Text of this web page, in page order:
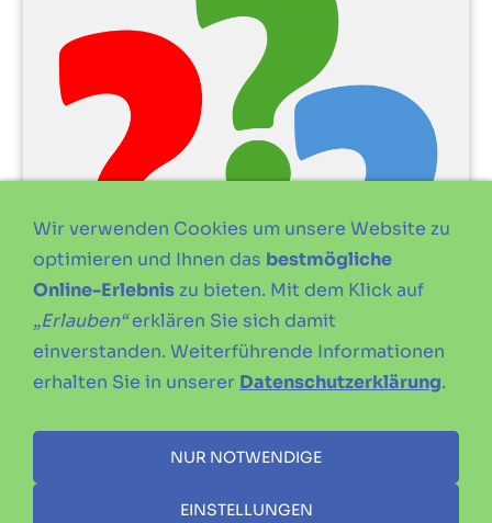
Wissensüberprüfung
40 Fragen
Wir verwenden Cookies um unsere Website zu
optimieren und Ihnen das bestmögliche
Online-Erlebnis zu bieten. Mit dem Klick auf
„Erlauben“erklären Sie sich damit
einverstanden. Weiterführende Informationen
erhalten Sie in unserer Datenschutzerklärung.
NUR NOTWENDIGE
EINSTELLUNGEN